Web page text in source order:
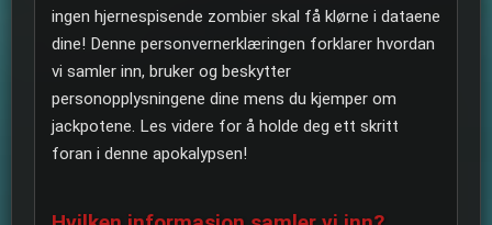
ingen hjernespisende zombier skal få klørne i dataene
dine! Denne personvernerklæringen forklarer hvordan
vi samler inn, bruker og beskytter
personopplysningene dine mens du kjemper om
jackpotene. Les videre for å holde deg ett skritt
foran i denne apokalypsen!